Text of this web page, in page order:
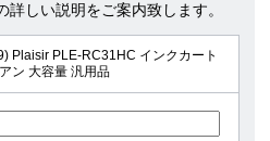
しい説明をご案内致します。
Plaisir PLE-RC31HC インクカート
ン 大容量 汎用品